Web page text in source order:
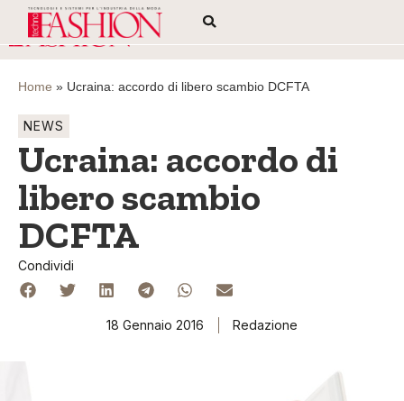
Home » Ucraina: accordo di libero scambio DCFTA
NEWS
Ucraina: accordo di
libero scambio
DCFTA
Condividi
18 Gennaio 2016 Redazione